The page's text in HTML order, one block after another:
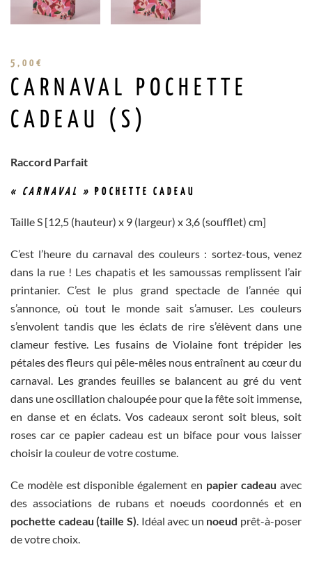
5,00 €
CARNAVAL POCHETTE
CADEAU (S)
Raccord Parfait
« CARNAVAL » POCHETTE CADEAU
Taille S [12,5 (hauteur) x 9 (largeur) x 3,6 (soufflet) cm]
C’est l’heure du carnaval des couleurs : sortez-tous, venez
dans la rue ! Les chapatis et les samoussas remplissent l’air
printanier. C’est le plus grand spectacle de l’année qui
s’annonce, où tout le monde sait s’amuser. Les couleurs
s’envolent tandis que les éclats de rire s’élèvent dans une
clameur festive. Les fusains de Violaine font trépider les
pétales des fleurs qui pêle-mêles nous entraînent au cœur du
carnaval. Les grandes feuilles se balancent au gré du vent
dans une oscillation chaloupée pour que la fête soit immense,
en danse et en éclats. Vos cadeaux seront soit bleus, soit
roses car ce papier cadeau est un biface pour vous laisser
choisir la couleur de votre costume.
Ce modèle est disponible également en papier cadeau avec
des associations de rubans et noeuds coordonnés et en
pochette cadeau (taille S). Idéal avec un noeud prêt-à-poser
de votre choix.